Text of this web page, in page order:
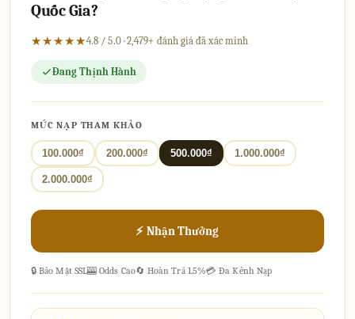
Quốc Gia?
★★★★★4.8 / 5.0 · 2,479+ đánh giá đã xác minh
Đang Thịnh Hành
MỨC NẠP THAM KHẢO
100.000₫ 200.000₫ 500.000₫ 1.000.000₫
2.000.000₫
⚡ Nhận Thưởng
🔒 Bảo Mật SSL🎰 Odds Cao🔄 Hoàn Trả 1.5%💳 Đa Kênh Nạp